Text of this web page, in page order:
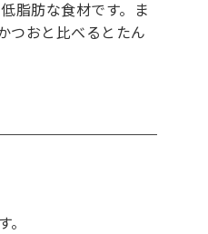
脂肪な食材です。ま
つおと比べるとたん